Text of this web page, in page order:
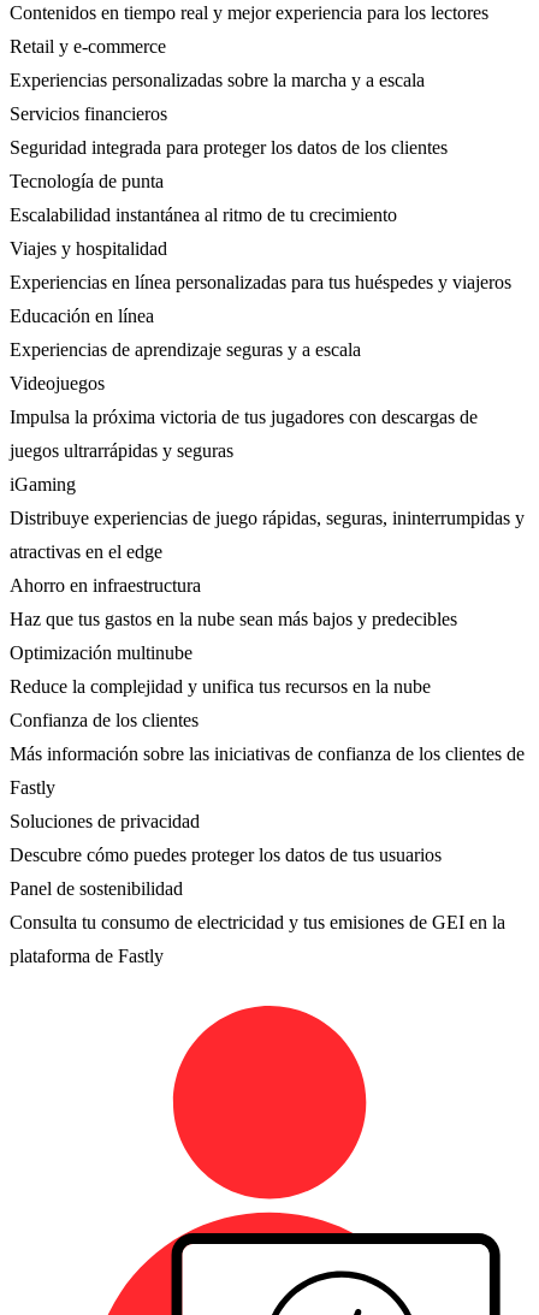
Contenidos en tiempo real y mejor experiencia para los lectores
Retail y e-commerce
Experiencias personalizadas sobre la marcha y a escala
Servicios financieros
Seguridad integrada para proteger los datos de los clientes
Tecnología de punta
Escalabilidad instantánea al ritmo de tu crecimiento
Viajes y hospitalidad
Experiencias en línea personalizadas para tus huéspedes y viajeros
Educación en línea
Experiencias de aprendizaje seguras y a escala
Videojuegos
Impulsa la próxima victoria de tus jugadores con descargas de
juegos ultrarrápidas y seguras
iGaming
Distribuye experiencias de juego rápidas, seguras, ininterrumpidas y
atractivas en el edge
Ahorro en infraestructura
Haz que tus gastos en la nube sean más bajos y predecibles
Optimización multinube
Reduce la complejidad y unifica tus recursos en la nube
Confianza de los clientes
Más información sobre las iniciativas de confianza de los clientes de
Fastly
Soluciones de privacidad
Descubre cómo puedes proteger los datos de tus usuarios
Panel de sostenibilidad
Consulta tu consumo de electricidad y tus emisiones de GEI en la
plataforma de Fastly